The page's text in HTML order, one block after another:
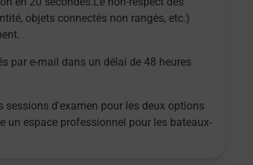
objets connectés non rangés, etc.)
par e-mail dans un délai de 48 heures
sessions d'examen pour les deux options
un espace professionnel pour les bateaux-